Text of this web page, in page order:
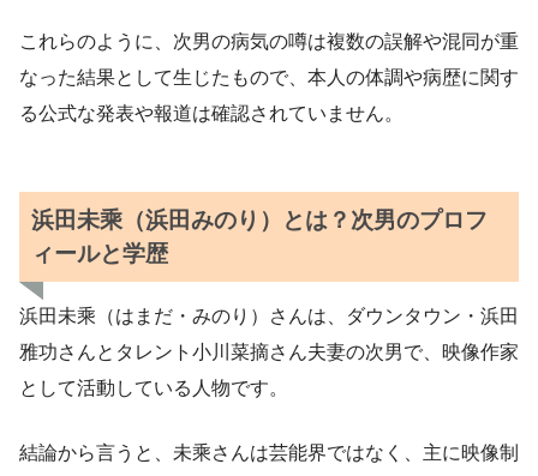
これらのように、次男の病気の噂は複数の誤解や混同が重
なった結果として生じたもので、本人の体調や病歴に関す
る公式な発表や報道は確認されていません。
浜田未乘（浜田みのり）とは？次男のプロフ
ィールと学歴
浜田未乘（はまだ・みのり）さんは、ダウンタウン・浜田
雅功さんとタレント小川菜摘さん夫妻の次男で、映像作家
として活動している人物です。
結論から言うと、未乘さんは芸能界ではなく、主に映像制